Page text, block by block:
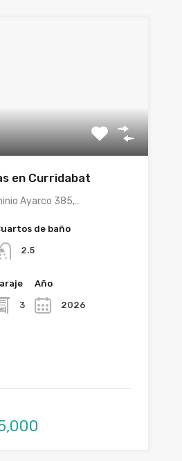
en Curridabat
Ayarco 385,…
de baño
2.5
3
Año
2026